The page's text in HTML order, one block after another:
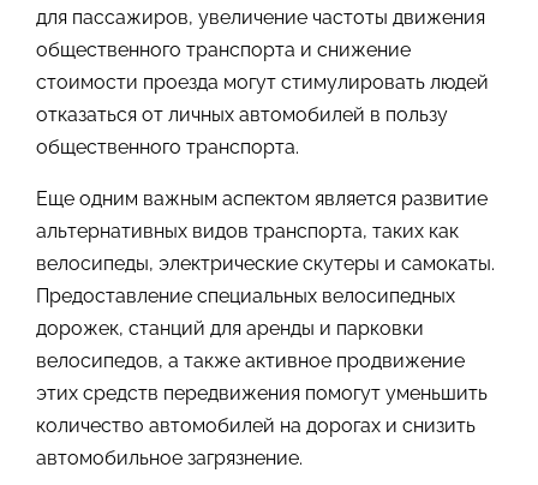
для пассажиров, увеличение частоты движения
общественного транспорта и снижение
стоимости проезда могут стимулировать людей
отказаться от личных автомобилей в пользу
общественного транспорта.
Еще одним важным аспектом является развитие
альтернативных видов транспорта, таких как
велосипеды, электрические скутеры и самокаты.
Предоставление специальных велосипедных
дорожек, станций для аренды и парковки
велосипедов, а также активное продвижение
этих средств передвижения помогут уменьшить
количество автомобилей на дорогах и снизить
автомобильное загрязнение.